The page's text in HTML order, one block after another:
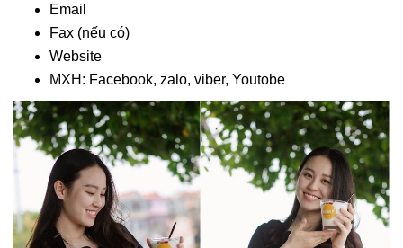
Email
Fax (nếu có)
Website
MXH: Facebook, zalo, viber, Youtobe